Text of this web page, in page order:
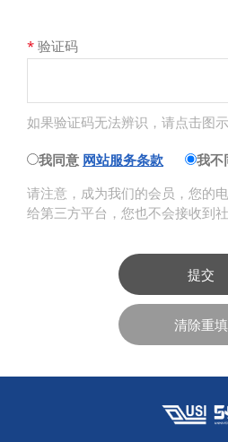
* 验证码
如果验证码无法辨识，请点击图
我同意 网站服务条款
我不
请注意，成为我们的会员，您的
给第三方平台，您也不会接收到社
提交
清除重填